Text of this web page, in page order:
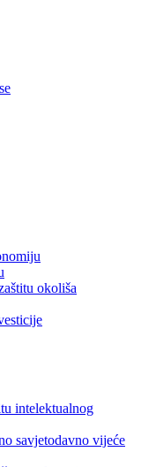
okoliša
intelektualnog
savjetodavno vijeće